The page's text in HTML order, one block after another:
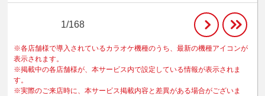
1/168
※各店舗様で導入されているカラオケ機種のうち、最新の機種アイコンが
表示されます。
※掲載中の各店舗様が、本サービス内で設定している情報が表示されま
す。
※実際のご来店時に、本サービス掲載内容と差異がある場合がございま